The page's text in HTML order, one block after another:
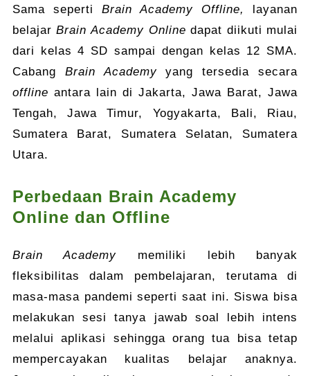
Sama seperti Brain Academy Offline, layanan
belajar Brain Academy Online dapat diikuti mulai
dari kelas 4 SD sampai dengan kelas 12 SMA.
Cabang Brain Academyyang tersedia secara
offline antara lain di Jakarta, Jawa Barat, Jawa
Tengah, Jawa Timur, Yogyakarta, Bali, Riau,
Sumatera Barat, Sumatera Selatan, Sumatera
Utara.
Perbedaan Brain Academy
Online dan Offline
Brain Academy memiliki lebih banyak
fleksibilitas dalam pembelajaran, terutama di
masa-masa pandemi seperti saat ini. Siswa bisa
melakukan sesi tanya jawab soal lebih intens
melalui aplikasi sehingga orang tua bisa tetap
mempercayakan kualitas belajar anaknya.